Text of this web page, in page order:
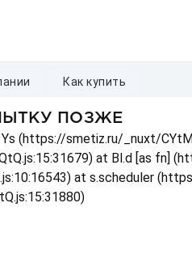
как купить
ПОЗЖЕ
(https://smetiz.ru/_nuxt/
at Bl.d [as fn]
at s.scheduler